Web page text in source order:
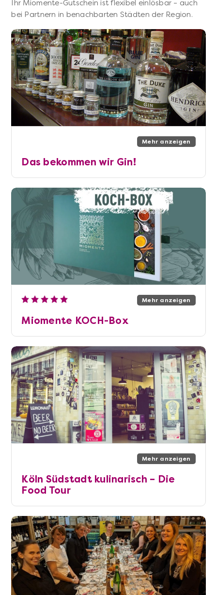
Ihr Miomente-Gutschein ist flexibel einlösbar – auch
bei Partnern in benachbarten Städten der Region.
Mehr anzeigen
Das bekommen wir Gin!
Mehr anzeigen
Miomente KOCH-Box
Mehr anzeigen
Köln Südstadt kulinarisch – Die
Food Tour